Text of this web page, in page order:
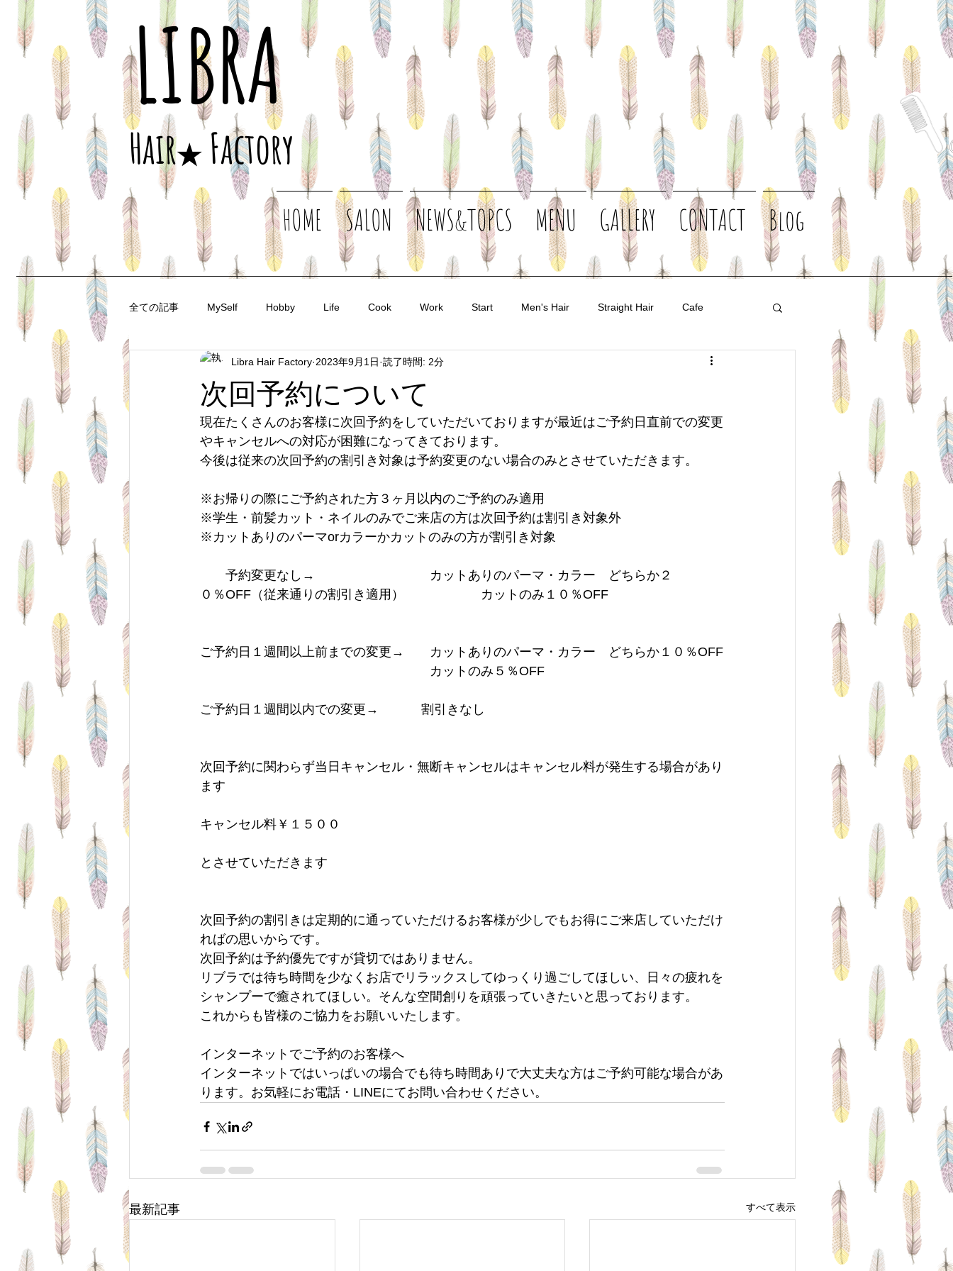
LIBRA
HOME SALON NEWS&TOPCS MENU GALLERY CONTACT Blog
​Hair★Factory
全ての記事 MySelf Hobby Life Cook Work Start Men's Hair Straight Hair Cafe
Short Hair Travel Very Short Hair Lunch&Dunner Medium Hair
Semi Long Hair About Hair Hair Care Long Hair Sweets Hair Bang Kids Hair Sports
次回予約について
Libra Hair Factory 2023年9月1日 読了時間: 2分
現在たくさんのお客様に次回予約をしていただいておりますが最近はご予約日直前での変更
やキャンセルへの対応が困難になってきております。
今後は従来の次回予約の割引き対象は予約変更のない場合のみとさせていただきます。
※お帰りの際にご予約された方３ヶ月以内のご予約のみ適用
※学生・前髪カット・ネイルのみでご来店の方は次回予約は割引き対象外
※カットありのパーマorカラーかカットのみの方が割引き対象
予約変更なし→　　　　　　　　　カットありのパーマ・カラー　どちらか２
０％OFF（従来通りの割引き適用）　　　　　　カットのみ１０％OFF
ご予約日１週間以上前までの変更→　　カットありのパーマ・カラー　どちらか１０％OFF
カットのみ５％OFF
ご予約日１週間以内での変更→            割引きなし
次回予約に関わらず当日キャンセル・無断キャンセルはキャンセル料が発生する場合があり
ます
キャンセル料￥１５００
とさせていただきます
次回予約の割引きは定期的に通っていただけるお客様が少しでもお得にご来店していただけ
ればの思いからです。
次回予約は予約優先ですが貸切ではありません。
リブラでは待ち時間を少なくお店でリラックスしてゆっくり過ごしてほしい、日々の疲れを
シャンプーで癒されてほしい。そんな空間創りを頑張っていきたいと思っております。
これからも皆様のご協力をお願いいたします。
インターネットでご予約のお客様へ
インターネットではいっぱいの場合でも待ち時間ありで大丈夫な方はご予約可能な場合があ
ります。お気軽にお電話・LINEにてお問い合わせください。
最新記事 すべて表示